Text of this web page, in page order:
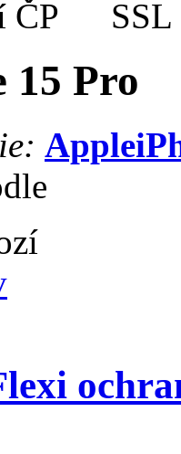
15 Pro
Apple